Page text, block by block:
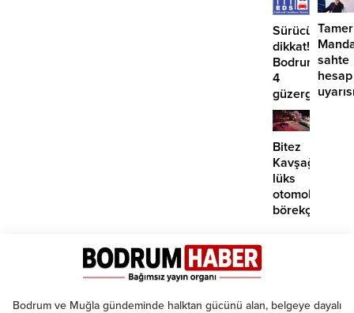
Sürücüler
dikkat!
Bodrum’da
4
güzergahta
EDS
başlıyor
Tamer
sahte
hesap
Bitez
Kavşağı’nda
lüks
otomobil
börekçiye
Bodrum ve Muğla gündeminde halktan gücünü alan, belgeye dayalı